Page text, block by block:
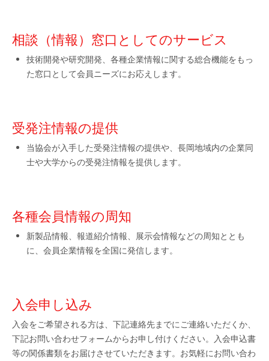
相談（情報）窓口としてのサービス
技術開発や研究開発、各種企業情報に関する総合機能をもっ
た窓口として会員ニーズにお応えします。
受発注情報の提供
当協会が入手した受発注情報の提供や、長岡地域内の企業同
士や大学からの受発注情報を提供します。
各種会員情報の周知
新製品情報、報道紹介情報、展示会情報などの周知ととも
に、会員企業情報を全国に発信します。
入会申し込み
入会をご希望される方は、下記連絡先までにご連絡いただくか、
下記お問い合わせフォームからお申し付けください。入会申込書
等の関係書類をお届けさせていただきます。お気軽にお問い合わ